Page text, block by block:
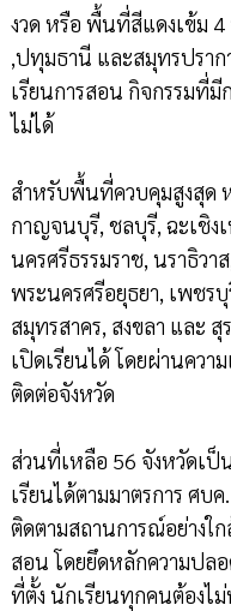
งวด หรือ พื้นที่สีแดงเข้ม
,ปทุมธานี และสมุทรปราก
เรียนการสอน กิจกรรมที่มี
ไม่ได้
สำหรับพื้นที่ควบคุมสูงสุด
กาญจนบุรี, ชลบุรี, ฉะเชิง
นครศรีธรรมราช, นราธิวา
พระนครศรีอยุธยา, เพชรบุ
สมุทรสาคร, สงขลา และ
เปิดเรียนได้ โดยผ่านควา
ติดต่อจังหวัด
ส่วนที่เหลือ 56 จังหวัดเ
เรียนได้ตามมาตรการ ศบ
ติดตามสถานการณ์อย่างใ
สอน โดยยึดหลักความปล
ที่ตั้ง นักเรียนทุกคนต้องไม่